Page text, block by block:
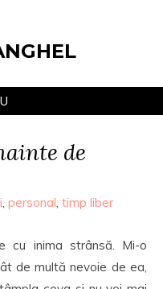
de
, personal, timp liber
cu inima strânsă. Mi-o
de multă nevoie de ea,